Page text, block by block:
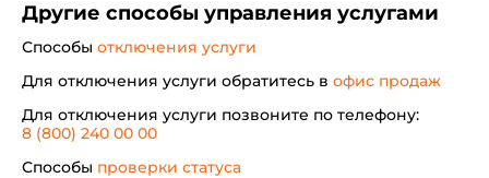
Другие способы управления услугами
Способы отключения услуги
Для отключения услуги обратитесь в офис продаж
Для отключения услуги позвоните по телефону:
8 (800) 240 00 00
Способы проверки статуса